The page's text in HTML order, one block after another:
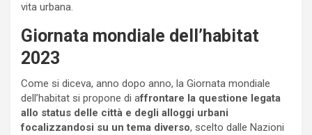
vita urbana.
Giornata mondiale dell’habitat
2023
Come si diceva, anno dopo anno, la Giornata mondiale
dell’habitat si propone di affrontare la questione legata
allo status delle città e degli alloggi urbani
focalizzandosi su un tema diverso, scelto dalle Nazioni